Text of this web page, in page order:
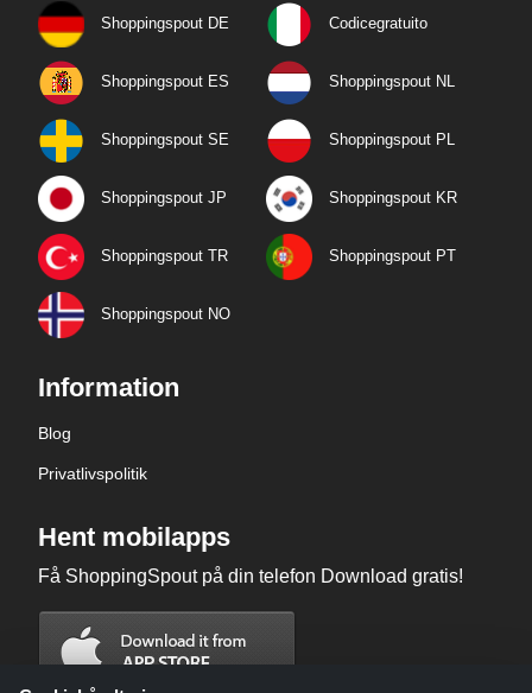
Shoppingspout DE Codicegratuito
Shoppingspout ES Shoppingspout NL
Shoppingspout SE Shoppingspout PL
Shoppingspout JP Shoppingspout KR
Shoppingspout TR Shoppingspout PT
Shoppingspout NO
Information
Blog
Privatlivspolitik
Hent mobilapps
Få ShoppingSpout på din telefon Download gratis!